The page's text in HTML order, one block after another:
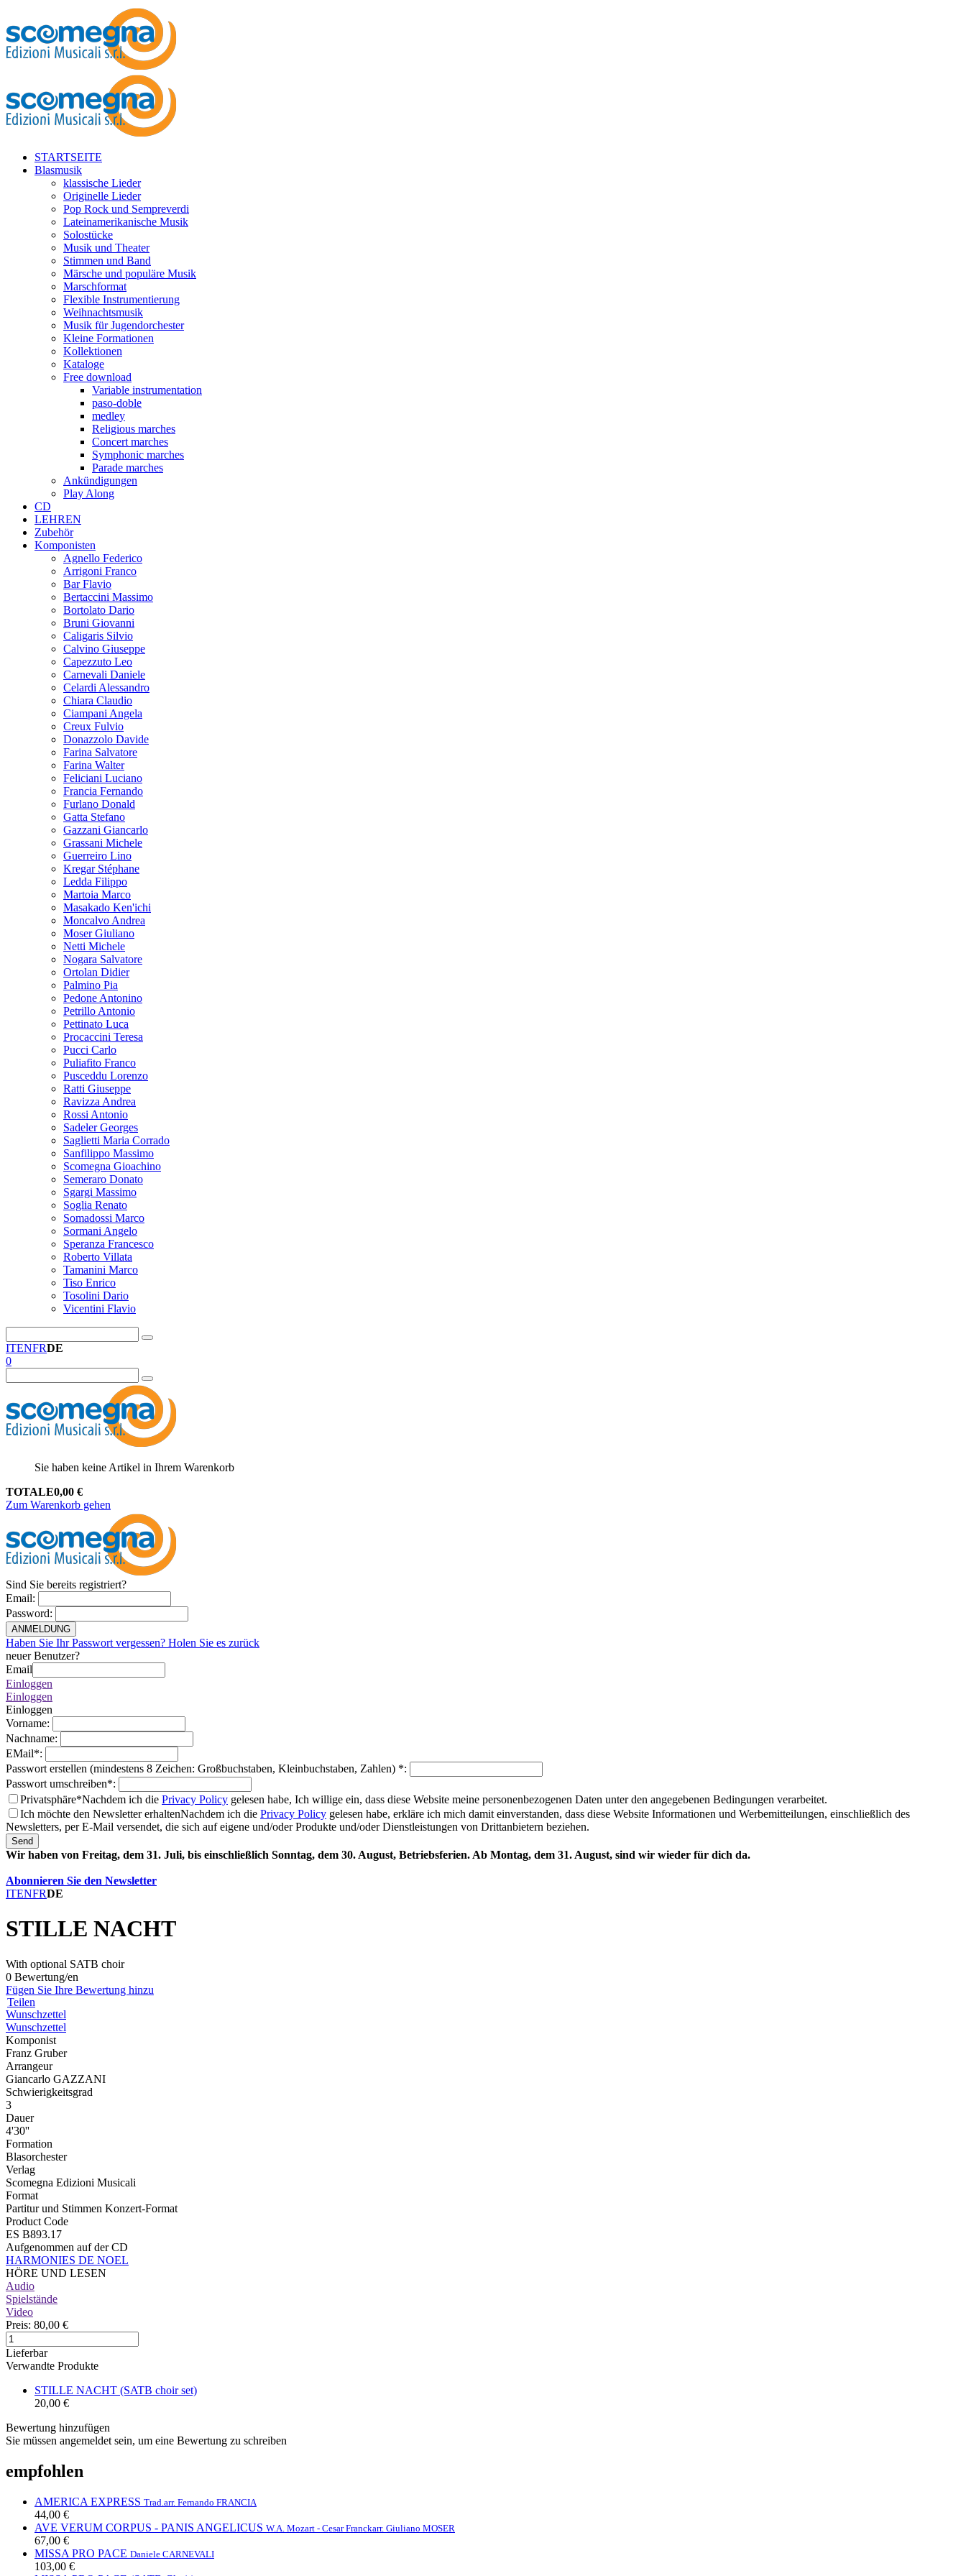
STARTSEITE
Blasmusik
klassische Lieder
Originelle Lieder
Pop Rock und Sempreverdi
Lateinamerikanische Musik
Solostücke
Musik und Theater
Stimmen und Band
Märsche und populäre Musik
Marschformat
Flexible Instrumentierung
Weihnachtsmusik
Musik für Jugendorchester
Kleine Formationen
Kollektionen
Kataloge
Free download
Variable instrumentation
paso-doble
medley
Religious marches
Concert marches
Symphonic marches
Parade marches
Ankündigungen
Play Along
CD
LEHREN
Zubehör
Komponisten
Agnello Federico
Arrigoni Franco
Bar Flavio
Bertaccini Massimo
Bortolato Dario
Bruni Giovanni
Caligaris Silvio
Calvino Giuseppe
Capezzuto Leo
Carnevali Daniele
Celardi Alessandro
Chiara Claudio
Ciampani Angela
Creux Fulvio
Donazzolo Davide
Farina Salvatore
Farina Walter
Feliciani Luciano
Francia Fernando
Furlano Donald
Gatta Stefano
Gazzani Giancarlo
Grassani Michele
Guerreiro Lino
Kregar Stéphane
Ledda Filippo
Martoia Marco
Masakado Ken'ichi
Moncalvo Andrea
Moser Giuliano
Netti Michele
Nogara Salvatore
Ortolan Didier
Palmino Pia
Pedone Antonino
Petrillo Antonio
Pettinato Luca
Procaccini Teresa
Pucci Carlo
Puliafito Franco
Pusceddu Lorenzo
Ratti Giuseppe
Ravizza Andrea
Rossi Antonio
Sadeler Georges
Saglietti Maria Corrado
Sanfilippo Massimo
Scomegna Gioachino
Semeraro Donato
Sgargi Massimo
Soglia Renato
Somadossi Marco
Sormani Angelo
Speranza Francesco
Roberto Villata
Tamanini Marco
Tiso Enrico
Tosolini Dario
Vicentini Flavio
ITENFRDE
0
Sie haben keine Artikel in Ihrem Warenkorb
TOTALE0,00 €
Zum Warenkorb gehen
Sind Sie bereits registriert?
Email:
Password:
ANMELDUNG
Haben Sie Ihr Passwort vergessen? Holen Sie es zurück
neuer Benutzer?
Email
Einloggen
Einloggen
Einloggen
Vorname:
Nachname:
EMail*:
Passwort erstellen (mindestens 8 Zeichen: Großbuchstaben, Kleinbuchstaben, Zahlen) *:
Passwort umschreiben*:
Privatsphäre*Nachdem ich die Privacy Policy gelesen habe, Ich willige ein, dass diese Website meine personenbezogenen Daten unter den angegebenen Bedingungen verarbeitet.
Ich möchte den Newsletter erhaltenNachdem ich die Privacy Policy gelesen habe, erkläre ich mich damit einverstanden, dass diese Website Informationen und Werbemitteilungen, einschließlich des
Newsletters, per E-Mail versendet, die sich auf eigene und/oder Produkte und/oder Dienstleistungen von Drittanbietern beziehen.
Send
Wir haben von Freitag, dem 31. Juli, bis einschließlich Sonntag, dem 30. August, Betriebsferien. Ab Montag, dem 31. August, sind wir wieder für dich da.
Abonnieren Sie den Newsletter
ITENFRDE
STILLE NACHT
With optional SATB choir
0 Bewertung/en
Fügen Sie Ihre Bewertung hinzu
Teilen
Wunschzettel
Wunschzettel
Komponist
Franz Gruber
Arrangeur
Giancarlo GAZZANI
Schwierigkeitsgrad
3
Dauer
4'30''
Formation
Blasorchester
Verlag
Scomegna Edizioni Musicali
Format
Partitur und Stimmen Konzert-Format
Product Code
ES B893.17
Aufgenommen auf der CD
HARMONIES DE NOEL
HÖRE UND LESEN
Audio
Spielstände
Video
Preis: 80,00 €
Lieferbar
Verwandte Produkte
STILLE NACHT (SATB choir set)
20,00 €
Bewertung hinzufügen
Sie müssen angemeldet sein, um eine Bewertung zu schreiben
empfohlen
AMERICA EXPRESS Trad. arr. Fernando FRANCIA
44,00 €
AVE VERUM CORPUS - PANIS ANGELICUS W.A. Mozart - Cesar Franckarr. Giuliano MOSER
67,00 €
MISSA PRO PACE Daniele CARNEVALI
103,00 €